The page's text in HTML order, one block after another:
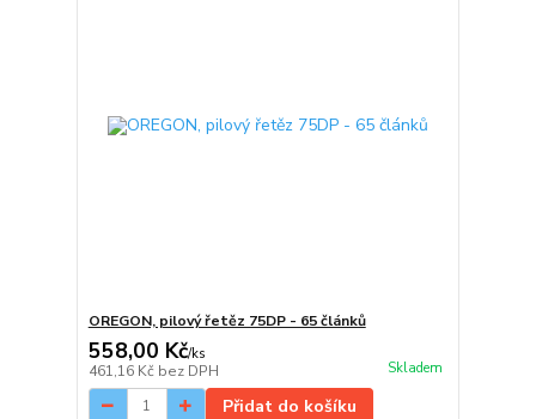
OREGON, pilový řetěz 75DP - 65 článků
558,00 Kč/ks
461,16 Kč bez DPH Skladem
Přidat do košíku